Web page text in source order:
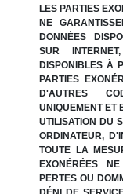
LES PARTIES
NE
DONNÉES
SUR
DISPONIBLES À
PARTIES
D'AUTRES
UNIQUEMENT ET
UTILISATION DU
ORDINATEUR,
TOUTE LA
EXONÉRÉES
PERTES OU